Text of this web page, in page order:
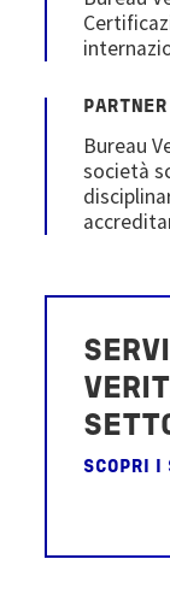
Bureau
società
SCOPRI I